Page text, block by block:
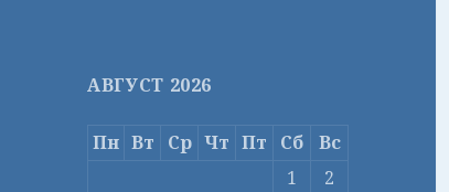
АВГУСТ 2026
Пн Вт Ср Чт Пт Сб Вс
1
2